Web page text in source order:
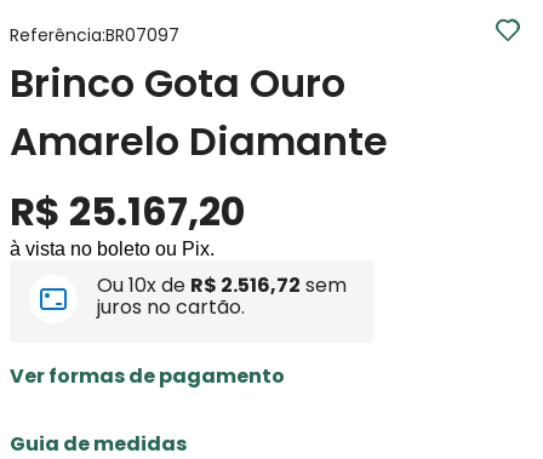
Referência:BR07097
Brinco Gota Ouro
Amarelo Diamante
R$ 25.167,20
à vista no boleto ou Pix.
Ou10x de R$ 2.516,72 sem
juros no cartão.
Ver formas de pagamento
Guia de medidas